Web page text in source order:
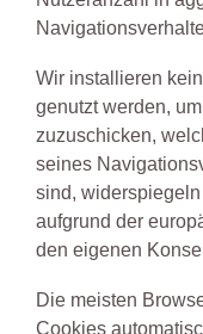
Wir installieren
genutzt werden,
zuzuschicken,
seines
sind,
aufgrund der
den eigenen
Die meisten
Cookies